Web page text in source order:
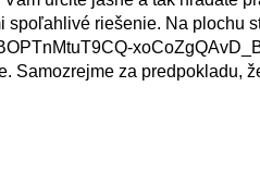
riešenie. Na plochu
Samozrejme za predpokladu,